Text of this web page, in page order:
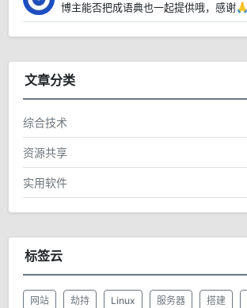
博主能否把成语典也一起提供哦，感谢🙏
文章分类
综合技术
资源共享
实用软件
标签云
网站 劫持 Linux 服务器 搭建